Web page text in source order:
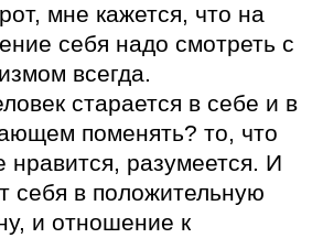
мне кажется, что на
себя надо смотреть с
всегда.
старается в себе и в
поменять? то, что
нравится, разумеется. И
себя в положительную
и отношение к